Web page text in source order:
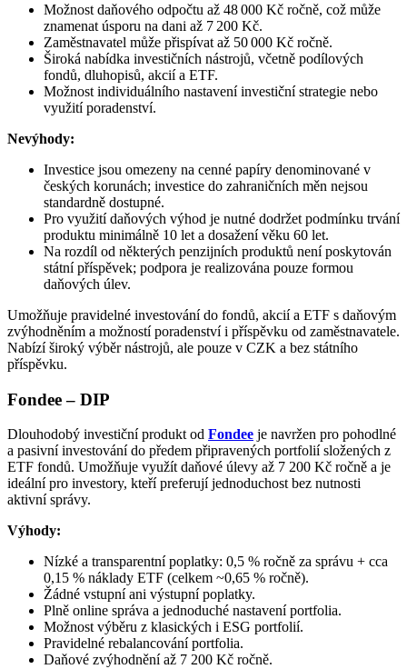
Možnost daňového odpočtu až 48 000 Kč ročně, což může
znamenat úsporu na dani až 7 200 Kč.
Zaměstnavatel může přispívat až 50 000 Kč ročně.
Široká nabídka investičních nástrojů, včetně podílových
fondů, dluhopisů, akcií a ETF.
Možnost individuálního nastavení investiční strategie nebo
využití poradenství. ​
Nevýhody:
Investice jsou omezeny na cenné papíry denominované v
českých korunách; investice do zahraničních měn nejsou
standardně dostupné.
Pro využití daňových výhod je nutné dodržet podmínku trvání
produktu minimálně 10 let a dosažení věku 60 let.
Na rozdíl od některých penzijních produktů není poskytován
státní příspěvek; podpora je realizována pouze formou
daňových úlev.
Umožňuje pravidelné investování do fondů, akcií a ETF s daňovým
zvýhodněním a možností poradenství i příspěvku od zaměstnavatele.
Nabízí široký výběr nástrojů, ale pouze v CZK a bez státního
příspěvku.
Fondee – DIP
Dlouhodobý investiční produkt od Fondee je navržen pro pohodlné
a pasivní investování do předem připravených portfolií složených z
ETF fondů. Umožňuje využít daňové úlevy až 7 200 Kč ročně a je
ideální pro investory, kteří preferují jednoduchost bez nutnosti
aktivní správy.​
Výhody:
Nízké a transparentní poplatky: 0,5 % ročně za správu + cca
0,15 % náklady ETF (celkem ~0,65 % ročně).
Žádné vstupní ani výstupní poplatky.
Plně online správa a jednoduché nastavení portfolia.
Možnost výběru z klasických i ESG portfolií.
Pravidelné rebalancování portfolia.
Daňové zvýhodnění až 7 200 Kč ročně.